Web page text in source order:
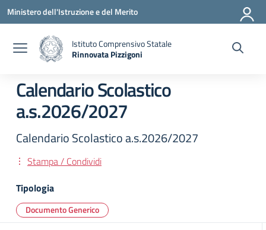
Vai ai contenuti
Vai al menu di navigazione
Vai al footer
Ministero dell'Istruzione e del Merito
Istituto Comprensivo Statale
Rinnovata Pizzigoni
Calendario Scolastico
a.s.2026/2027
Calendario Scolastico a.s.2026/2027
Stampa / Condividi
Tipologia
Documento Generico